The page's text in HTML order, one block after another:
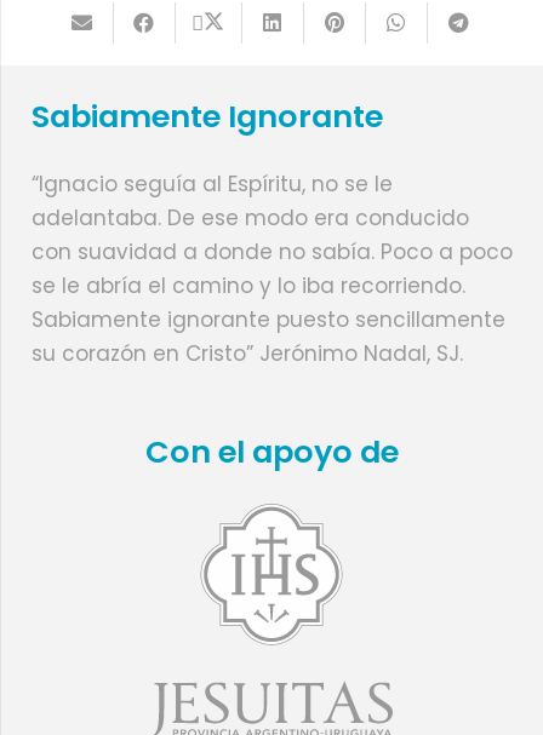
Sabiamente Ignorante
“Ignacio seguía al Espíritu, no se le
adelantaba. De ese modo era conducido
con suavidad a donde no sabía. Poco a poco
se le abría el camino y lo iba recorriendo.
Sabiamente ignorante puesto sencillamente
su corazón en Cristo” Jerónimo Nadal, SJ.
Con el apoyo de